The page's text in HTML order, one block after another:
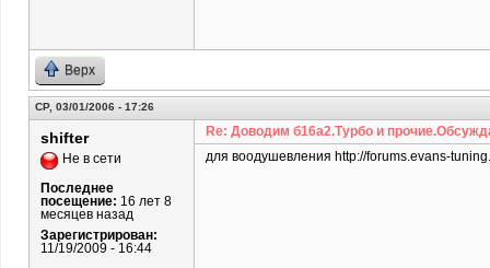
Верх
СР, 03/01/2006 - 17:26
shifter
Не в сети
Последнее
посещение: 16 лет 8
месяцев назад
Зарегистрирован:
11/19/2009 - 16:44
Re: Доводим б16а2.Турбо и
для воодушевления http://forums.evans-